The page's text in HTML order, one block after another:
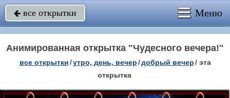
 все открытки Меню
Анимированная открытка "Чудесного вечера!"
все открытки/утро, день, вечер/добрый вечер/ эта
открытка